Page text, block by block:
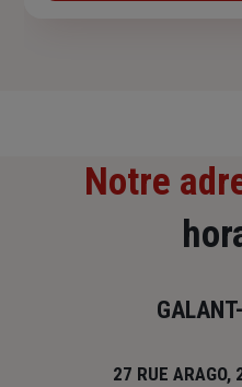
Notre
27 RUE ARAGO,